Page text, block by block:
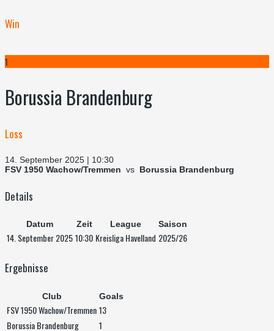
Win
1
Borussia Brandenburg
Loss
14. September 2025 | 10:30
FSV 1950 Wachow/Tremmen vs Borussia Brandenburg
Details
Datum Zeit League Saison
14. September 202510:30 Kreisliga Havelland 2025/26
Ergebnisse
Club Goals
FSV 1950 Wachow/Tremmen13
Borussia Brandenburg
1